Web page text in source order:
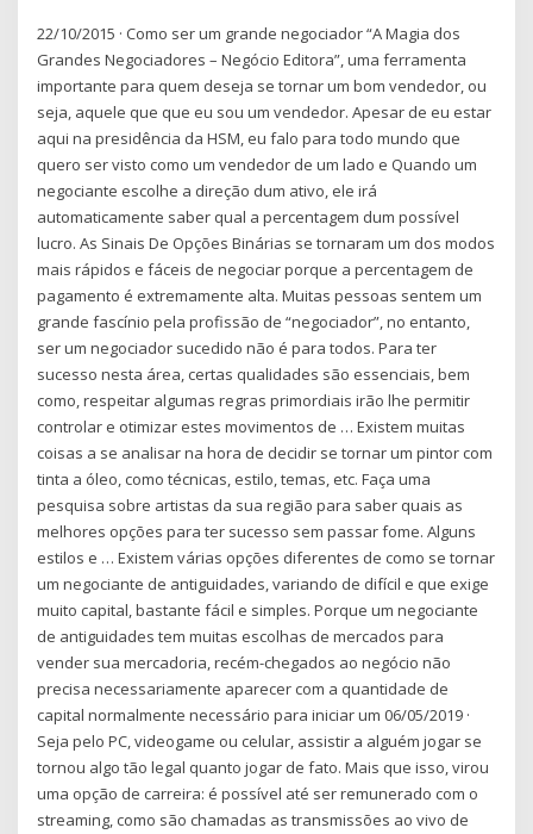
22/10/2015 · Como ser um grande negociador “A Magia dos
Grandes Negociadores – Negócio Editora”, uma ferramenta
importante para quem deseja se tornar um bom vendedor, ou
seja, aquele que que eu sou um vendedor. Apesar de eu estar
aqui na presidência da HSM, eu falo para todo mundo que
quero ser visto como um vendedor de um lado e Quando um
negociante escolhe a direção dum ativo, ele irá
automaticamente saber qual a percentagem dum possível
lucro. As Sinais De Opções Binárias se tornaram um dos modos
mais rápidos e fáceis de negociar porque a percentagem de
pagamento é extremamente alta. Muitas pessoas sentem um
grande fascínio pela profissão de “negociador”, no entanto,
ser um negociador sucedido não é para todos. Para ter
sucesso nesta área, certas qualidades são essenciais, bem
como, respeitar algumas regras primordiais irão lhe permitir
controlar e otimizar estes movimentos de … Existem muitas
coisas a se analisar na hora de decidir se tornar um pintor com
tinta a óleo, como técnicas, estilo, temas, etc. Faça uma
pesquisa sobre artistas da sua região para saber quais as
melhores opções para ter sucesso sem passar fome. Alguns
estilos e … Existem várias opções diferentes de como se tornar
um negociante de antiguidades, variando de difícil e que exige
muito capital, bastante fácil e simples. Porque um negociante
de antiguidades tem muitas escolhas de mercados para
vender sua mercadoria, recém-chegados ao negócio não
precisa necessariamente aparecer com a quantidade de
capital normalmente necessário para iniciar um 06/05/2019 ·
Seja pelo PC, videogame ou celular, assistir a alguém jogar se
tornou algo tão legal quanto jogar de fato. Mais que isso, virou
uma opção de carreira: é possível até ser remunerado com o
streaming, como são chamadas as transmissões ao vivo de